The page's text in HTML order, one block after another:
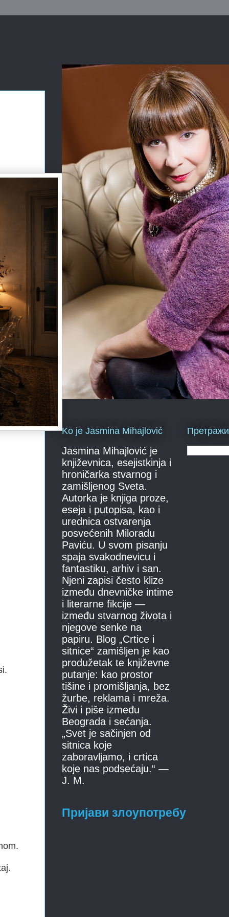
Ko je Jasmina Mihajlović
Jasmina Mihajlović je
književnica, esejistkinja i
hroničarka stvarnog i
zamišljenog Sveta.
Autorka je knjiga proze,
eseja i putopisa, kao i
urednica ostvarenja
posvećenih Miloradu
Paviću. U svom pisanju
spaja svakodnevicu i
fantastiku, arhiv i san.
Njeni zapisi često klize
između dnevničke intime
i literarne fikcije —
između stvarnog života i
njegove senke na
papiru. Blog „Crtice i
sitnice“ zamišljen je kao
produžetak te književne
putanje: kao prostor
tišine i promišljanja, bez
žurbe, reklama i mreža.
Živi i piše između
Beograda i sećanja.
„Svet je sačinjen od
sitnica koje
zaboravljamo, i crtica
koje nas podsećaju.“ —
J. M.
Пријави злоупотребу